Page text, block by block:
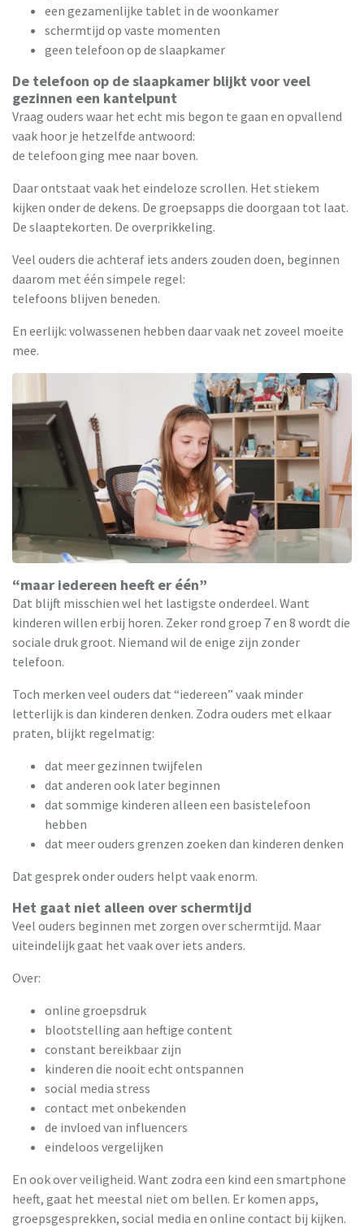
een gezamenlijke tablet in de woonkamer
schermtijd op vaste momenten
geen telefoon op de slaapkamer
De telefoon op de slaapkamer blijkt voor veel
gezinnen een kantelpunt
Vraag ouders waar het echt mis begon te gaan en opvallend
vaak hoor je hetzelfde antwoord:
de telefoon ging mee naar boven.
Daar ontstaat vaak het eindeloze scrollen. Het stiekem
kijken onder de dekens. De groepsapps die doorgaan tot laat.
De slaaptekorten. De overprikkeling.
Veel ouders die achteraf iets anders zouden doen, beginnen
daarom met één simpele regel:
telefoons blijven beneden.
En eerlijk: volwassenen hebben daar vaak net zoveel moeite
mee.
“maar iedereen heeft er één”
Dat blijft misschien wel het lastigste onderdeel. Want
kinderen willen erbij horen. Zeker rond groep 7 en 8 wordt die
sociale druk groot. Niemand wil de enige zijn zonder
telefoon.
Toch merken veel ouders dat “iedereen” vaak minder
letterlijk is dan kinderen denken. Zodra ouders met elkaar
praten, blijkt regelmatig:
dat meer gezinnen twijfelen
dat anderen ook later beginnen
dat sommige kinderen alleen een basistelefoon
hebben
dat meer ouders grenzen zoeken dan kinderen denken
Dat gesprek onder ouders helpt vaak enorm.
Het gaat niet alleen over schermtijd
Veel ouders beginnen met zorgen over schermtijd. Maar
uiteindelijk gaat het vaak over iets anders.
Over:
online groepsdruk
blootstelling aan heftige content
constant bereikbaar zijn
kinderen die nooit echt ontspannen
social media stress
contact met onbekenden
de invloed van influencers
eindeloos vergelijken
En ook over veiligheid. Want zodra een kind een smartphone
heeft, gaat het meestal niet om bellen. Er komen apps,
groepsgesprekken, social media en online contact bij kijken.